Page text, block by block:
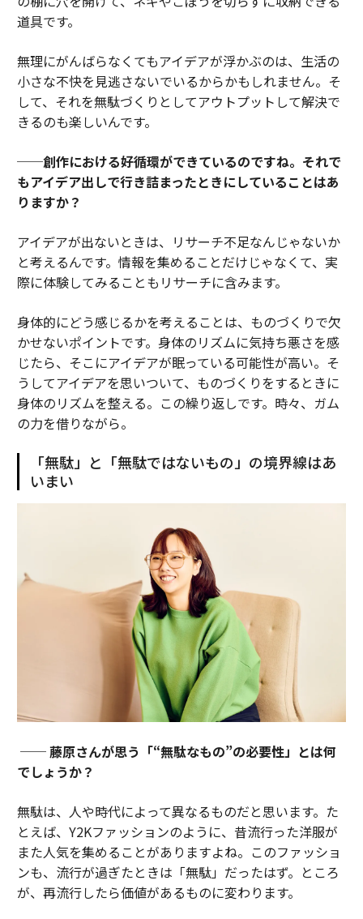
道具です。
無理にがんばらなくてもアイデアが浮かぶのは、生活の
小さな不快を見逃さないでいるからかもしれません。そ
して、それを無駄づくりとしてアウトプットして解決で
きるのも楽しいんです。
──創作における好循環ができているのですね。それで
もアイデア出しで行き詰まったときにしていることはあ
りますか？
アイデアが出ないときは、リサーチ不足なんじゃないか
と考えるんです。情報を集めることだけじゃなくて、実
際に体験してみることもリサーチに含みます。
身体的にどう感じるかを考えることは、ものづくりで欠
かせないポイントです。身体のリズムに気持ち悪さを感
じたら、そこにアイデアが眠っている可能性が高い。そ
うしてアイデアを思いついて、ものづくりをするときに
身体のリズムを整える。この繰り返しです。時々、ガム
の力を借りながら。
「無駄」と「無駄ではないもの」の境界線はあ
いまい
── 藤原さんが思う「“無駄なもの”の必要性」とは何
でしょうか？
無駄は、人や時代によって異なるものだと思います。た
とえば、Y2Kファッションのように、昔流行った洋服が
また人気を集めることがありますよね。このファッショ
ンも、流行が過ぎたときは「無駄」だったはず。ところ
が、再流行したら価値があるものに変わります。